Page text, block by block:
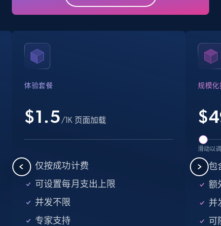
Business Popular Enriched
15.6K+
URL, Job posting id, Job title, Company name,
Company id, Job location, Job summary, Job
15.3K+ 2.2K+
体验套餐
$1.5 /1K 页面加载
仅按成功计费
可设置每月支出上限
并发不限
专家支持
规模化
$
滑动以
包
额
并
可